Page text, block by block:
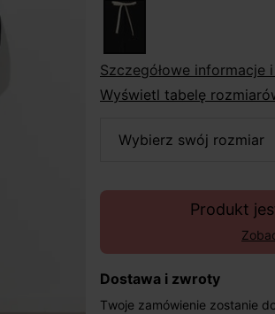
szczegółowe informacje i
Wyświetl tabelę
wybierz swój rozmiar
Produkt
Dostawa i zwroty
Twoje zamówienie zostanie